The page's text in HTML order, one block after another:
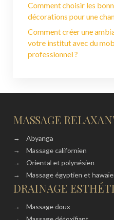
Comment choisir les
décorations pour une
Comment créer une
votre institut avec du
professionnel ?
MASSAGE
→
Abyanga
→
Massage californien
→
Oriental et polynésien
→
Massage égyptien et
DRAINAGE
→
Massage doux